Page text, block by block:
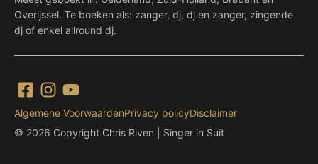
Overijssel. Te boeken als: zanger, dj, dj en zanger, zingende
dj of enkel allround dj.
© 2026 Copyright Chris Riven | Singer in Suit
Algemene VoorwaardenPrivacy policyDisclaimer